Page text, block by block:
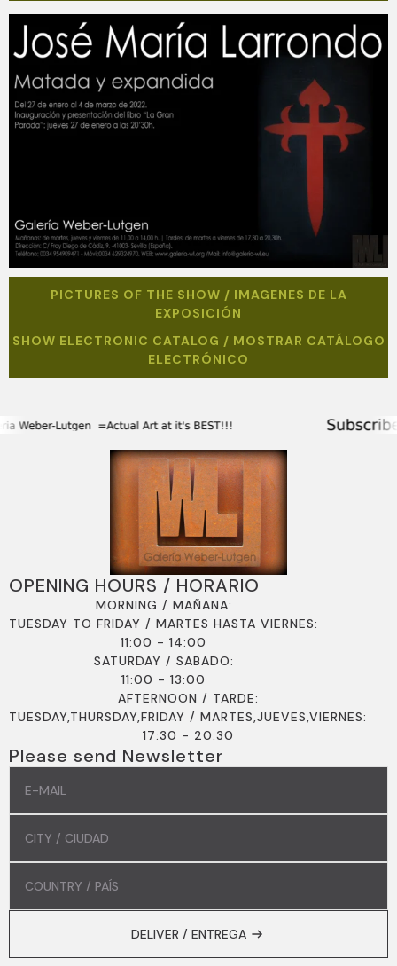
PICTURES OF THE SHOW / IMAGENES DE LA
EXPOSICIÓN
SHOW ELECTRONIC CATALOG / MOSTRAR CATÁLOGO
ELECTRÓNICO
OPENING HOURS / HORARIO
MORNING / MAÑANA:
TUESDAY TO FRIDAY / MARTES HASTA VIERNES:
11:00 - 14:00
SATURDAY / SABADO:
11:00 - 13:00
AFTERNOON / TARDE:
TUESDAY,THURSDAY,FRIDAY / MARTES,JUEVES,VIERNES:
17:30 - 20:30
Please send Newsletter
EMAIL
COMMUNE
COMUNIDAD
*
COUNTRY
PAÍS
*
DELIVER / ENTREGA